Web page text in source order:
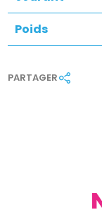
Poids
PARTAGER